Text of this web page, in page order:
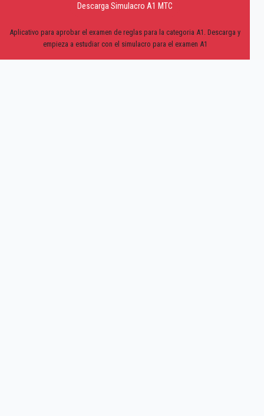
Descarga Simulacro A1 MTC
Aplicativo para aprobar el examen de reglas para la categoria A1. Descarga y
empieza a estudiar con el simulacro para el examen A1